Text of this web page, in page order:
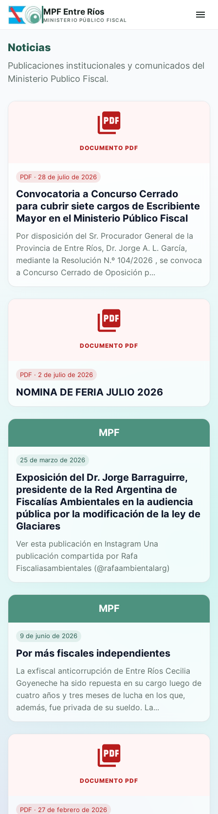
MPF Entre Ríos
MINISTERIO PÚBLICO FISCAL
Noticias
Publicaciones institucionales y comunicados del
Ministerio Publico Fiscal.
DOCUMENTO PDF
PDF · 28 de julio de 2026
Convocatoria a Concurso Cerrado
para cubrir siete cargos de Escribiente
Mayor en el Ministerio Público Fiscal
Por disposición del Sr. Procurador General de la
Provincia de Entre Ríos, Dr. Jorge A. L. García,
mediante la Resolución N.º 104/2026 , se convoca
a Concurso Cerrado de Oposición p...
DOCUMENTO PDF
PDF · 2 de julio de 2026
NOMINA DE FERIA JULIO 2026
MPF
25 de marzo de 2026
Exposición del Dr. Jorge Barraguirre,
presidente de la Red Argentina de
Fiscalías Ambientales en la audiencia
pública por la modificación de la ley de
Glaciares
Ver esta publicación en Instagram Una
publicación compartida por Rafa
Fiscaliasambientales (@rafaambientalarg)
MPF
9 de junio de 2026
Por más fiscales independientes
La exfiscal anticorrupción de Entre Ríos Cecilia
Goyeneche ha sido repuesta en su cargo luego de
cuatro años y tres meses de lucha en los que,
además, fue privada de su sueldo. La...
DOCUMENTO PDF
PDF · 27 de febrero de 2026